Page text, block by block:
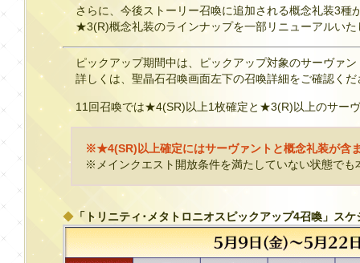
さらに、今後ストーリー召喚に追加される概念礼装3
★3(R)概念礼装のラインナップを一部リニューアルいた
ピックアップ期間中は、ピックアップ対象のサーヴァ
詳しくは、聖晶石召喚画面左下の召喚詳細をご確認くだ
11回召喚では★4(SR)以上1枚確定と★3(R)以上のサー
※★4(SR)以上確定にはサーヴァントと概念礼装が含
※メインクエスト開放条件を満たしていない状態でも
◆ 「トリニティ･メタトロニオスピックアップ4召喚」スケ